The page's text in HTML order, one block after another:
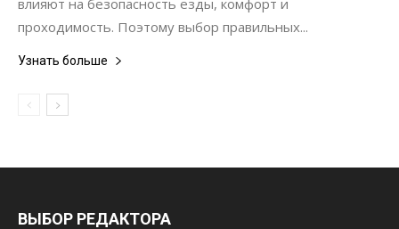
влияют на безопасность езды, комфорт и
проходимость. Поэтому выбор правильных...
Узнать больше
ВЫБОР РЕДАКТОРА